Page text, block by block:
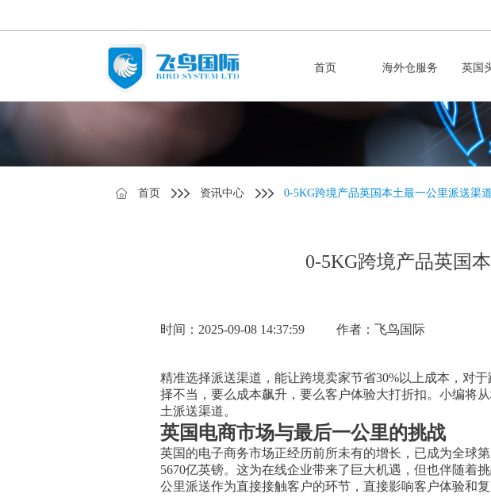
首页 海外仓服务 英国
首页 资讯中心 0-5KG跨境产品英国本土最一公里派送渠
0-5KG跨境产品英国
时间：2025-09-08 14:37:59 作者：飞鸟国际
精准选择派送渠道，能让跨境卖家节省30%以上成本，对
择不当，要么成本飙升，要么客户体验大打折扣。小编将
土派送渠道。
英国电商市场与最后一公里的挑战
英国的电子商务市场正经历前所未有的增长，已成为全球
5670亿英镑。这为在线企业带来了巨大机遇，但也伴随着
公里派送作为直接接触客户的环节，直接影响客户体验和